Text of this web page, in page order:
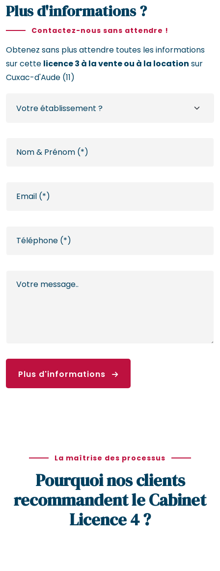
Plus d'informations ?
Contactez-nous sans attendre !
Obtenez sans plus attendre toutes les informations
sur cette licence 3 à la vente ou à la location sur
Cuxac-d'Aude (11)
Plus d'informations
La maîtrise des processus
Pourquoi nos clients
recommandent le Cabinet
Licence 4 ?